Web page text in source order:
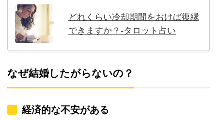
どれくらい冷却期間をおけば復縁
できますか？-タロット占い
なぜ結婚したがらないの？
経済的な不安がある